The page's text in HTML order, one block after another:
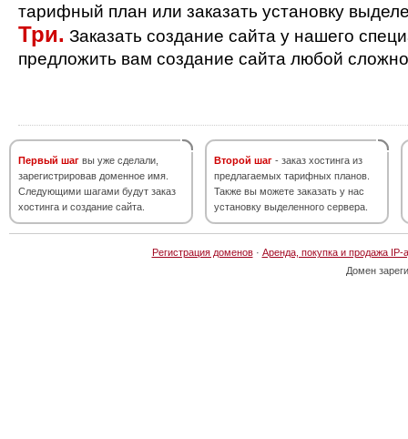
тарифный план или заказать установку
Три. Заказать создание сайта у нашего
предложить вам создание сайта любой
Первый шаг вы уже сделали,
зарегистрировав доменное имя.
Следующими шагами будут заказ
хостинга и создание сайта.
Второй шаг - заказ хостинга из
предлагаемых тарифных планов.
Также вы можете заказать у нас
установку выделенного сервера.
Регистрация доменов· Аренда, покупка и продажа IP-
Домен